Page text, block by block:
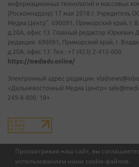
Просматривая наш сайт, вы
использованием нами cookie-файлов.
информационных технологий и массовых
(Роскомнадзор) 17 мая 2018 г. Учредитель
Медиа Центр". 690091, Приморский край, г.
д.20А, офис 13. Главный редактор Юркевич
редакции: 690091, Приморский край, г.
д.20А, офис 13. Тел.: +7 (423) 2-415-600.
https://mediadv.online/
Электронный адрес редакции:
«Дальневосточный Медиа Центр»
249-8-800. 18+